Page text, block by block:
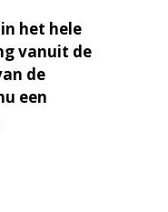
het hele
vanuit de
de
een